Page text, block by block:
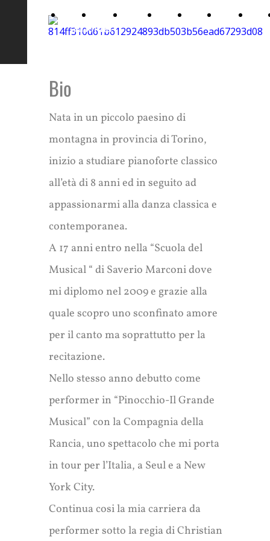
Arianna
Bio
Nata in un piccolo paesino di
montagna in provincia di Torino,
inizio a studiare pianoforte classico
all’età di 8 anni ed in seguito ad
appassionarmi alla danza classica e
contemporanea.
A 17 anni entro nella “Scuola del
Musical “ di Saverio Marconi dove
mi diplomo nel 2009 e grazie alla
quale scopro uno sconfinato amore
per il canto ma soprattutto per la
recitazione.
Nello stesso anno debutto come
performer in “Pinocchio-Il Grande
Musical” con la Compagnia della
Rancia, uno spettacolo che mi porta
in tour per l’Italia, a Seul e a New
York City.
Continua cosi la mia carriera da
performer sotto la regia di Christian